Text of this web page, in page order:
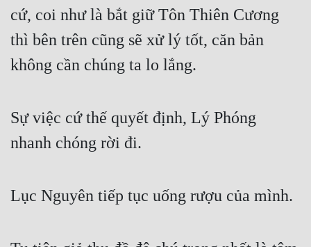
cứ, coi như là bắt giữ Tôn Thiên Cương
thì bên trên cũng sẽ xử lý tốt, căn bản
không cần chúng ta lo lắng.
Sự việc cứ thế quyết định, Lý Phóng
nhanh chóng rời đi.
Lục Nguyên tiếp tục uống rượu của mình.